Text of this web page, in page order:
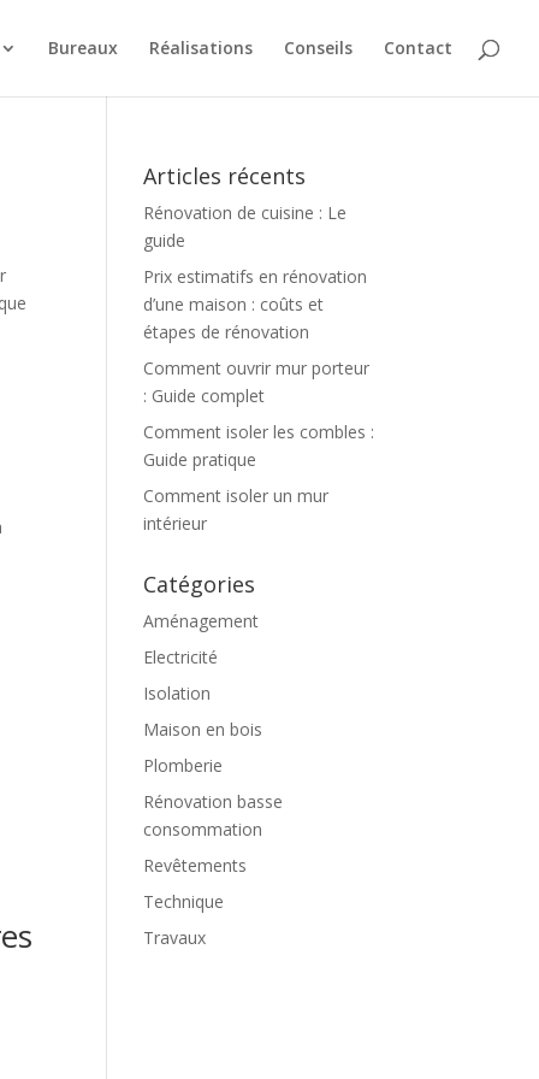
Bureaux Réalisations Conseils Contact
Articles récents
Rénovation de cuisine : Le
guide
Prix estimatifs en rénovation
d’une maison : coûts et
étapes de rénovation
Comment ouvrir mur porteur
: Guide complet
Comment isoler les combles :
Guide pratique
Comment isoler un mur
intérieur
Catégories
Aménagement
Electricité
Isolation
Maison en bois
Plomberie
Rénovation basse
consommation
Revêtements
Technique
Travaux